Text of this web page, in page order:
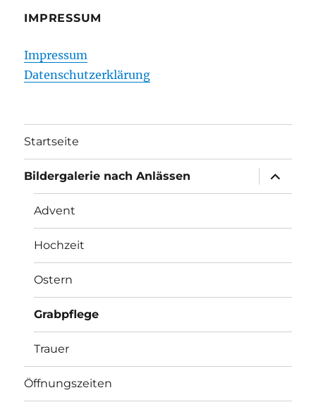
IMPRESSUM
Impressum
Datenschutzerklärung
Startseite
Bildergalerie nach Anlässen
öffnen
Advent
Hochzeit
Ostern
Grabpflege
Trauer
Öffnungszeiten